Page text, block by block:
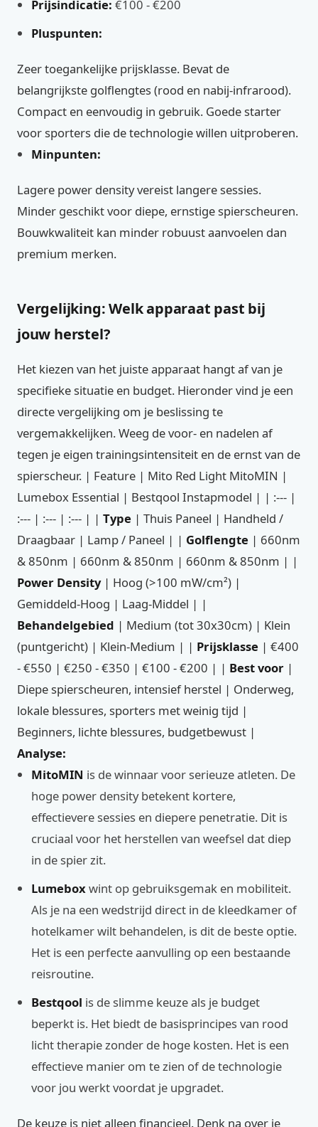
Prijsindicatie: €100 - €200
Pluspunten:
Zeer toegankelijke prijsklasse. Bevat de
belangrijkste golflengtes (rood en nabij-infrarood).
Compact en eenvoudig in gebruik. Goede starter
voor sporters die de technologie willen uitproberen.
Minpunten:
Lagere power density vereist langere sessies.
Minder geschikt voor diepe, ernstige spierscheuren.
Bouwkwaliteit kan minder robuust aanvoelen dan
premium merken.
Vergelijking: Welk apparaat past bij
jouw herstel?
Het kiezen van het juiste apparaat hangt af van je
specifieke situatie en budget. Hieronder vind je een
directe vergelijking om je beslissing te
vergemakkelijken. Weeg de voor- en nadelen af
tegen je eigen trainingsintensiteit en de ernst van de
spierscheur. | Feature | Mito Red Light MitoMIN |
Lumebox Essential | Bestqool Instapmodel | | :--- |
:--- | :--- | :--- | | Type | Thuis Paneel | Handheld /
Draagbaar | Lamp / Paneel | | Golflengte | 660nm
& 850nm | 660nm & 850nm | 660nm & 850nm | |
Power Density| Hoog (>100 mW/cm²) |
Gemiddeld-Hoog | Laag-Middel | |
Behandelgebied | Medium (tot 30x30cm) | Klein
(puntgericht) | Klein-Medium | | Prijsklasse | €400
- €550 | €250 - €350 | €100 - €200 | | Best voor |
Diepe spierscheuren, intensief herstel | Onderweg,
lokale blessures, sporters met weinig tijd |
Beginners, lichte blessures, budgetbewust |
Analyse:
MitoMIN is de winnaar voor serieuze atleten. De
hoge power density betekent kortere,
effectievere sessies en diepere penetratie. Dit is
cruciaal voor het herstellen van weefsel dat diep
in de spier zit.
Lumeboxwint op gebruiksgemak en mobiliteit.
Als je na een wedstrijd direct in de kleedkamer of
hotelkamer wilt behandelen, is dit de beste optie.
Het is een perfecte aanvulling op een bestaande
reisroutine.
Bestqool is de slimme keuze als je budget
beperkt is. Het biedt de basisprincipes van rood
licht therapie zonder de hoge kosten. Het is een
effectieve manier om te zien of de technologie
voor jou werkt voordat je upgradet.
De keuze is niet alleen financieel. Denk na over je